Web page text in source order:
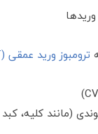
ترومبوز ورید عمقی (DVT)
(مانند کلیه،